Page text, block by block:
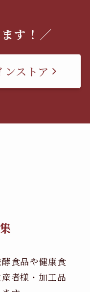
す！／
ンストア
食品や健康食
者様・加工品